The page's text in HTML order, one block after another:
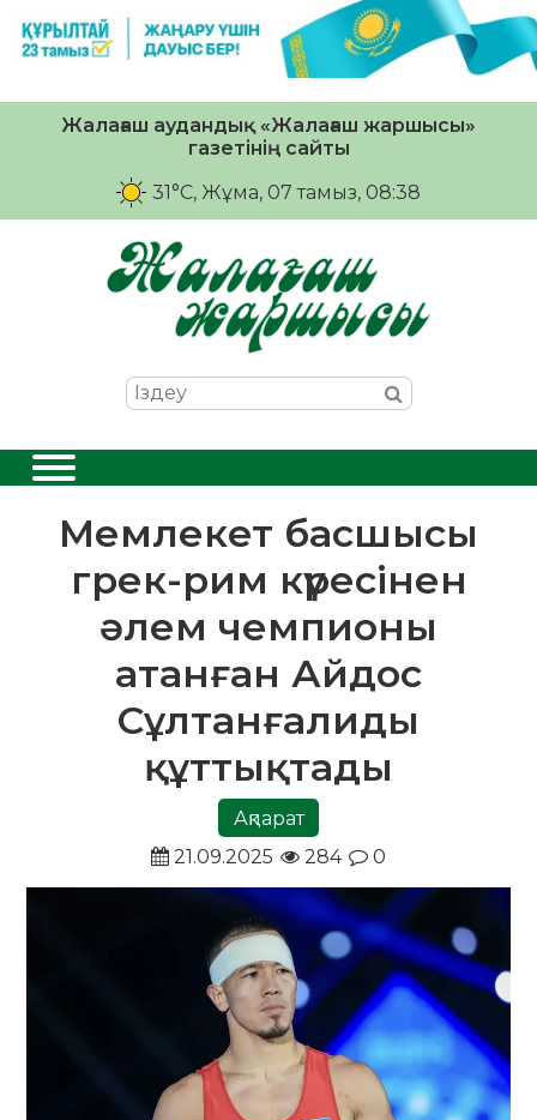
Жалағаш аудандық «Жалағаш жаршысы»
газетінің сайты
31°C, Жұма, 07 тамыз, 08:38
Мемлекет басшысы
грек-рим күресінен
әлем чемпионы
атанған Айдос
Сұлтанғалиды
құттықтады
Ақпарат
21.09.2025
284 0